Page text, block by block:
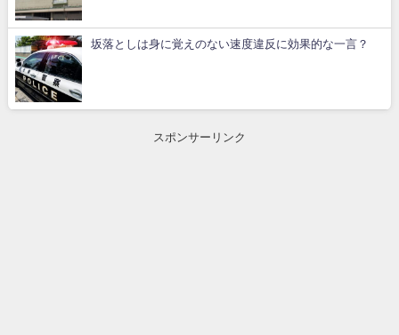
坂落としは身に覚えのない速度違反に効果的な一言？
スポンサーリンク